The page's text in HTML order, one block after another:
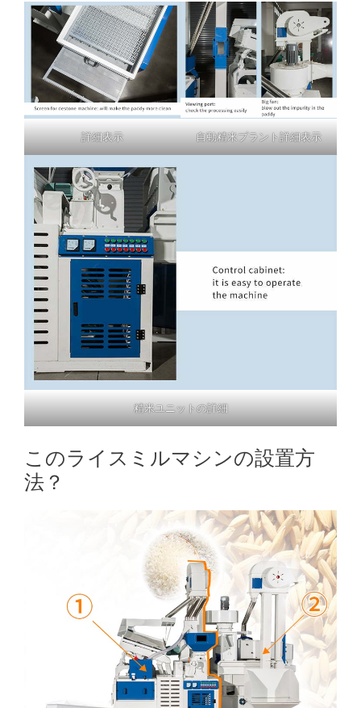
詳細表示 自動精米プラント詳細表示
精米ユニットの詳細
このライスミルマシンの設置方
法？